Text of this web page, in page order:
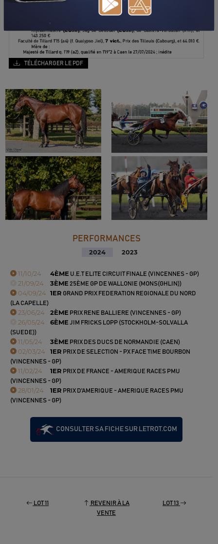
TÉLÉCHARGER LE PDF
PERFORMANCES
2024 2023
11/10/24 4ÈME U.E.T ELITE CIRCUIT FINALE (VINCENNES - GP)
21/09/24 3ÈME 25ÈME GP DE WALLONIE (MONS(GHLIN))
04/09/24 1ER GRAND PRIX FEDERATION REGIONALE DU NORD
(LA CAPELLE)
23/06/24 2ÈME PRIX RENE BALLIERE (VINCENNES - GP)
26/05/24 6ÈME JIM FRICKS LOPP (STOCKHOLM-SOLVALLA
(SUEDE))
11/05/24 3ÈME PRIX DES DUCS DE NORMANDIE (CAEN)
02/03/24 1ER PRIX DE SELECTION - PX FACE TIME BOURBON
(VINCENNES - GP)
11/02/24 1ER PRIX DE FRANCE - AMERIQUE RACES PMU
(VINCENNES - GP)
28/01/24 1ER PRIX D'AMERIQUE - AMERIQUE RACES PMU
(VINCENNES - GP)
CONSULTER SA FICHE SUR LETROT.COM
LOT 11
REVENIR À LA
VENTE
LOT 13